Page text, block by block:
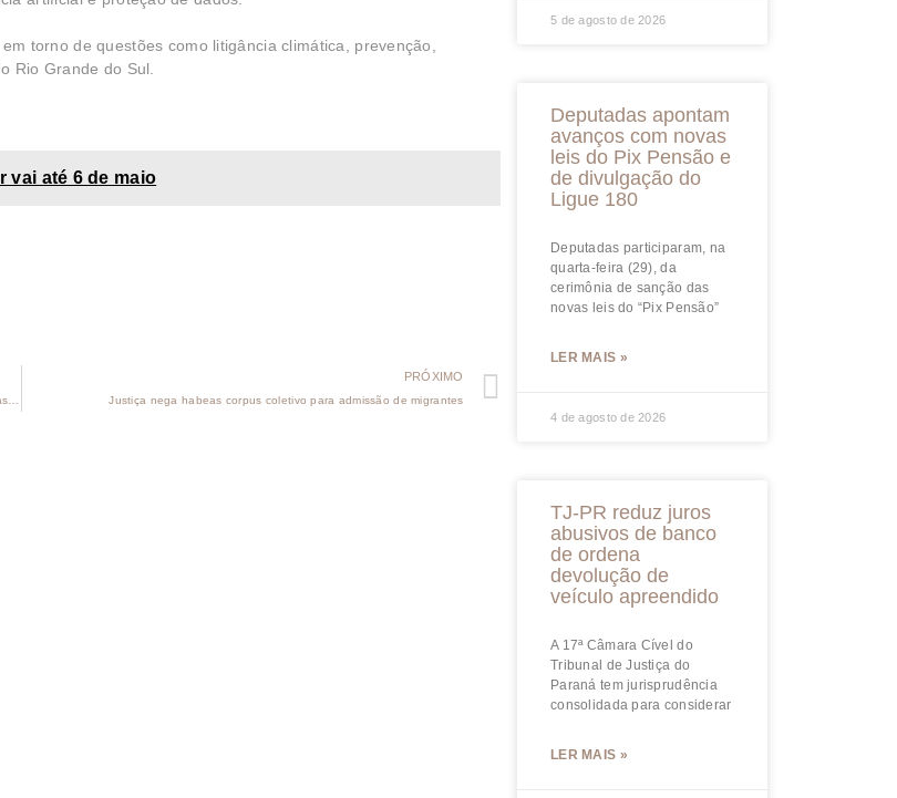
torno de questões como litigância climática, prevenção,
Rio Grande do Sul.
vai até 6 de maio
Declaração de nascimento deve ter termos inclusivos para contemplar pessoas trans, decide STF
PRÓXIMO
Justiça nega habeas corpus coletivo para admissão de migrantes
5 de agosto de 2026
Deputadas apontam
avanços com novas
leis do Pix Pensão e
de divulgação do
Ligue 180
Deputadas participaram, na
quarta-feira (29), da
cerimônia de sanção das
novas leis do “Pix Pensão”
LER MAIS »
4 de agosto de 2026
TJ-PR reduz juros
abusivos de banco
de ordena
devolução de
veículo apreendido
A 17ª Câmara Cível do
Tribunal de Justiça do
Paraná tem jurisprudência
consolidada para considerar
LER MAIS »